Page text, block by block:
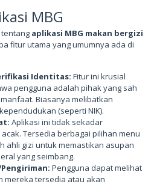
MBG
aplikasi MBG makan bergizi
fitur utama yang umumnya ada di
Identitas: Fitur ini krusial
pengguna adalah pihak yang sah
Biasanya melibatkan
(seperti NIK).
Aplikasi ini tidak sekadar
Tersedia berbagai pilihan menu
ahli gizi untuk memastikan asupan
yang seimbang.
Pengguna dapat melihat
mereka tersedia atau akan